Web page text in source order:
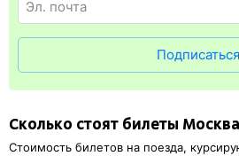
и распечатка посадочного купона.
Подписаться
Сколько стоят билеты
Стоимость билетов на поезда,